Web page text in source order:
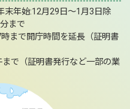
末年始:12月29日～1月3日除
まで
まで開庁時間を延長（証明書
で（証明書発行など一部の業